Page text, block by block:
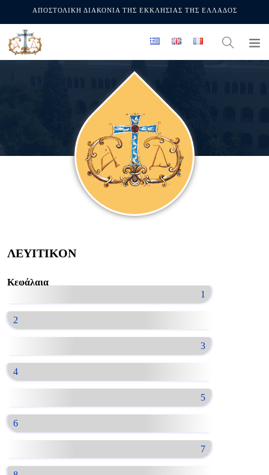
ΑΠΟΣΤΟΛΙΚΗ ΔΙΑΚΟΝΙΑ ΤΗΣ ΕΚΚΛΗΣΙΑΣ ΤΗΣ ΕΛΛΑΔΟΣ
ΛΕΥΙΤΙΚΟΝ
Κεφάλαια
1
2
3
4
5
6
7